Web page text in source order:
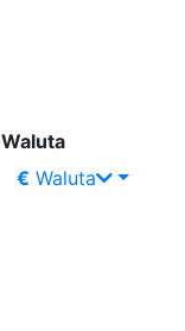
Waluta
€ Waluta